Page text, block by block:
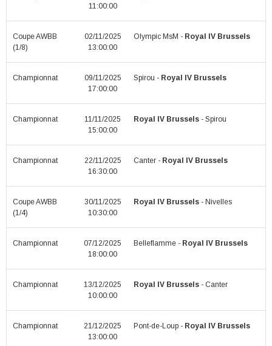
11:00:00
Coupe AWBB
(1/8)
02/11/2025
13:00:00
Olympic MsM - Royal IV Brussels
Championnat
09/11/2025
17:00:00
Spirou - Royal IV Brussels
Championnat
11/11/2025
15:00:00
Royal IV Brussels - Spirou
Championnat
22/11/2025
16:30:00
Canter - Royal IV Brussels
Coupe AWBB
(1/4)
30/11/2025
10:30:00
Royal IV Brussels - Nivelles
Championnat
07/12/2025
18:00:00
Belleflamme - Royal IV Brussels
Championnat
13/12/2025
10:00:00
Royal IV Brussels - Canter
Championnat
21/12/2025
13:00:00
Pont-de-Loup - Royal IV Brussels